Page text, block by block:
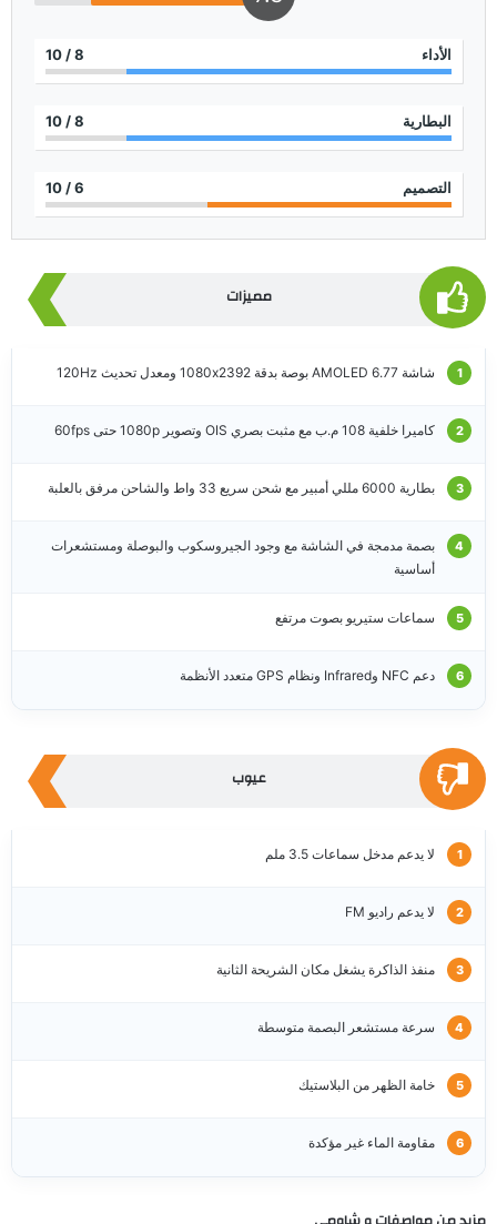
الأداء 8
/ 10
البطارية 8
/ 10
التصميم 6
/ 10
مميزات
شاشة AMOLED 6.77 بوصة بدقة 1080x2392 ومعدل تحديث 120Hz
كاميرا خلفية 108 م.ب مع مثبت بصري OIS وتصوير 1080p حتى 60fps
بطارية 6000 مللي أمبير مع شحن سريع 33 واط والشاحن مرفق بالعلبة
بصمة مدمجة في الشاشة مع وجود الجيروسكوب والبوصلة ومستشعرات
أساسية
سماعات ستيريو بصوت مرتفع
دعم NFC وInfrared ونظام GPS متعدد الأنظمة
عيوب
لا يدعم مدخل سماعات 3.5 ملم
لا يدعم راديو FM
منفذ الذاكرة يشغل مكان الشريحة الثانية
سرعة مستشعر البصمة متوسطة
خامة الظهر من البلاستيك
مقاومة الماء غير مؤكدة